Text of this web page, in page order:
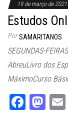
19 de março de 2021
Estudos
Por SAMARITANOS
SEGUNDAS-
AbreuLivro dos
MáximoCurso
Fa M